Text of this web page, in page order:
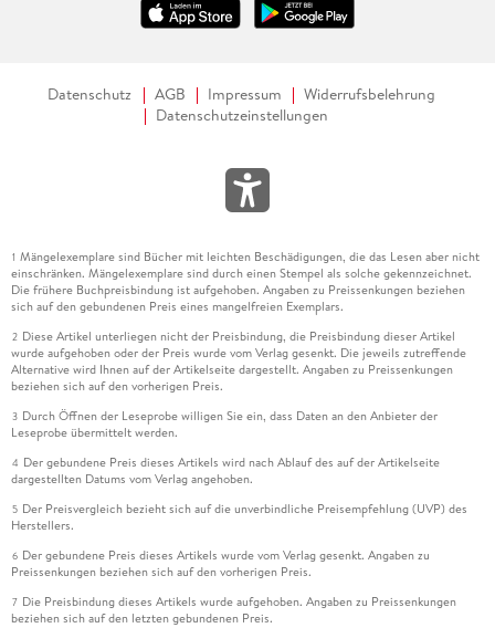
Datenschutz AGB Impressum
Widerrufsbelehrung
Datenschutzeinstellungen
1 Mängelexemplare sind Bücher mit leichten Beschädigungen, die das Lesen aber nicht
einschränken. Mängelexemplare sind durch einen Stempel als solche gekennzeichnet.
Die frühere Buchpreisbindung ist aufgehoben. Angaben zu Preissenkungen beziehen
sich auf den gebundenen Preis eines mangelfreien Exemplars.
2 Diese Artikel unterliegen nicht der Preisbindung, die Preisbindung dieser Artikel
wurde aufgehoben oder der Preis wurde vom Verlag gesenkt. Die jeweils zutreffende
Alternative wird Ihnen auf der Artikelseite dargestellt. Angaben zu Preissenkungen
beziehen sich auf den vorherigen Preis.
3 Durch Öffnen der Leseprobe willigen Sie ein, dass Daten an den Anbieter der
Leseprobe übermittelt werden.
4 Der gebundene Preis dieses Artikels wird nach Ablauf des auf der Artikelseite
dargestellten Datums vom Verlag angehoben.
5 Der Preisvergleich bezieht sich auf die unverbindliche Preisempfehlung (UVP) des
Herstellers.
6 Der gebundene Preis dieses Artikels wurde vom Verlag gesenkt. Angaben zu
Preissenkungen beziehen sich auf den vorherigen Preis.
7 Die Preisbindung dieses Artikels wurde aufgehoben. Angaben zu Preissenkungen
beziehen sich auf den letzten gebundenen Preis.